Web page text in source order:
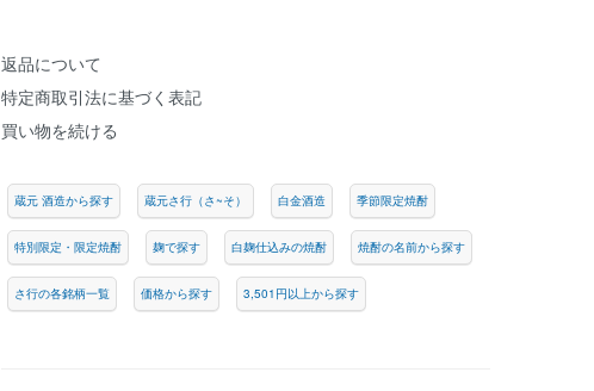
返品について
特定商取引法に基づく表記
買い物を続ける
蔵元 酒造から探す 蔵元さ行（さ~そ） 白金酒造 季節限定焼酎
特別限定・限定焼酎 麹で探す 白麹仕込みの焼酎 焼酎の名前から探す
さ行の各銘柄一覧 価格から探す 3,501円以上から探す